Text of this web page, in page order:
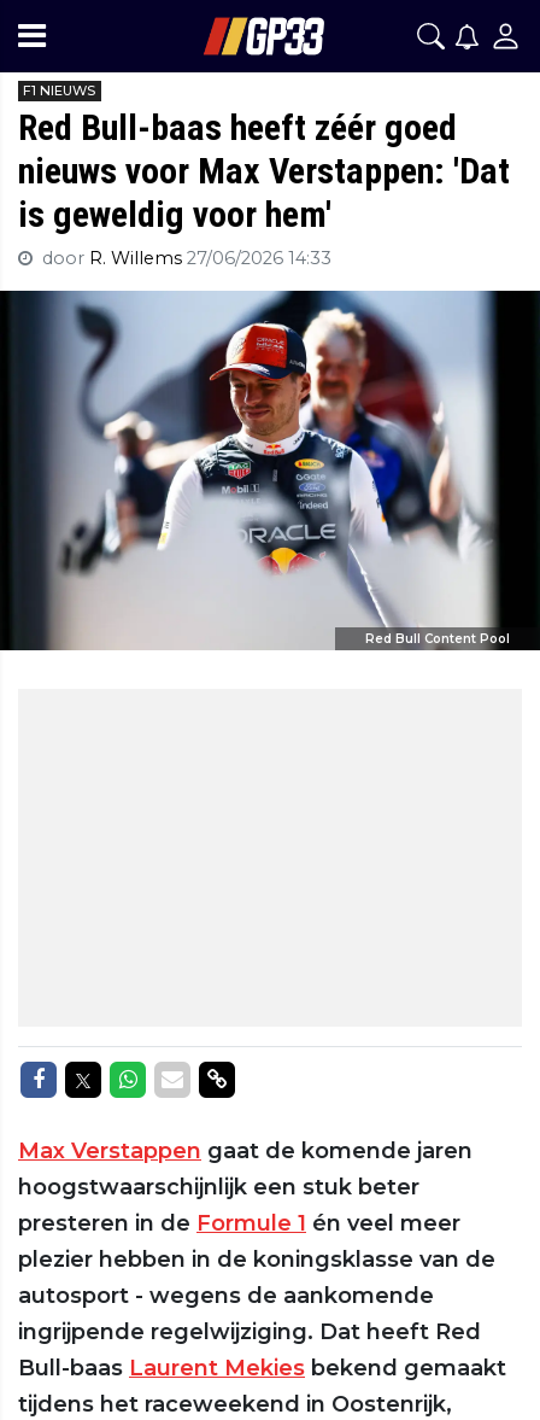
F1 NIEUWS
Red Bull-baas heeft zéér goed
nieuws voor Max Verstappen: 'Dat
is geweldig voor hem'
door R. Willems 27/06/2026 14:33
Red Bull Content Pool
Delen op Facebook
Delen op Twitter
Delen op Whatsapp
Delen via Mail
Delen via link
Max Verstappen gaat de komende jaren
hoogstwaarschijnlijk een stuk beter
presteren in de Formule 1 én veel meer
plezier hebben in de koningsklasse van de
autosport - wegens de aankomende
ingrijpende regelwijziging. Dat heeft Red
Bull-baas Laurent Mekies bekend gemaakt
tijdens het raceweekend in Oostenrijk,